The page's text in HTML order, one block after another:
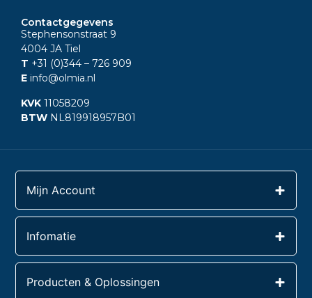
Contactgegevens
Stephensonstraat 9
4004 JA Tiel
T +31 (0)344 – 726 909
E info@olmia.nl
KVK 11058209
BTW NL819918957B01
Mijn Account
Infomatie
Producten & Oplossingen